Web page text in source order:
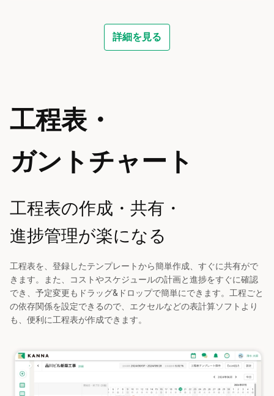
詳細を見る
工程表・
ガントチャート
工程表の作成・共有・
進捗管理が楽になる
工程表を、登録したテンプレートから簡単作成、すぐに共有がで
きます。また、コストやスケジュールの計画と進捗をすぐに確認
でき、予定変更もドラッグ&ドロップで簡単にできます。工程ごと
の依存関係を設定できるので、エクセルなどの表計算ソフトより
も、便利に工程表が作成できます。